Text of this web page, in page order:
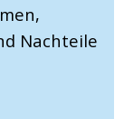
Nachteile